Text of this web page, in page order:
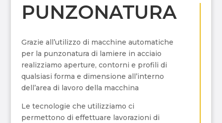
PUNZONATURA
Grazie all’utilizzo di macchine automatiche
per la punzonatura di lamiere in acciaio
realizziamo aperture, contorni e profili di
qualsiasi forma e dimensione all’interno
dell’area di lavoro della macchina
Le tecnologie che utilizziamo ci
permettono di effettuare lavorazioni di